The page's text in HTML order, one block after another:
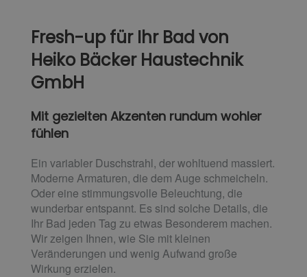
Fresh-up für Ihr Bad von
Heiko Bäcker Haustechnik
GmbH
Mit gezielten Akzenten rundum wohler
fühlen
Ein variabler Duschstrahl, der wohltuend massiert.
Moderne Armaturen, die dem Auge schmeicheln.
Oder eine stimmungsvolle Beleuchtung, die
wunderbar entspannt. Es sind solche Details, die
Ihr Bad jeden Tag zu etwas Besonderem machen.
Wir zeigen Ihnen, wie Sie mit kleinen
Veränderungen und wenig Aufwand große
Wirkung erzielen.